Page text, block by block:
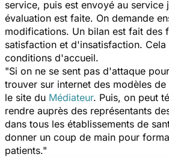
service, puis est envoyé au service
évaluation est faite. On demande
modifications. Un bilan est fait des
satisfaction et d'insatisfaction. Cela
conditions d'accueil.
"Si on ne se sent pas d'attaque
trouver sur internet des modèles
le site du Médiateur. Puis, on peut
rendre auprès des représentants
dans tous les établissements de
donner un coup de main pour
patients."